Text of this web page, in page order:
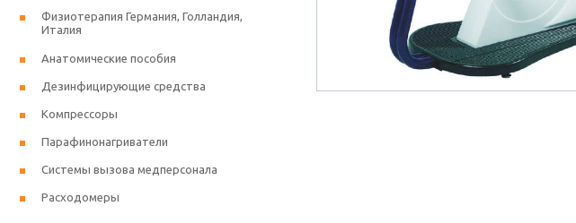
Физиотерапия Германия, Голландия,
Италия
Анатомические пособия
Дезинфицирующие средства
Компрессоры
Парафинонагриватели
Системы вызова медперсонала
Расходомеры